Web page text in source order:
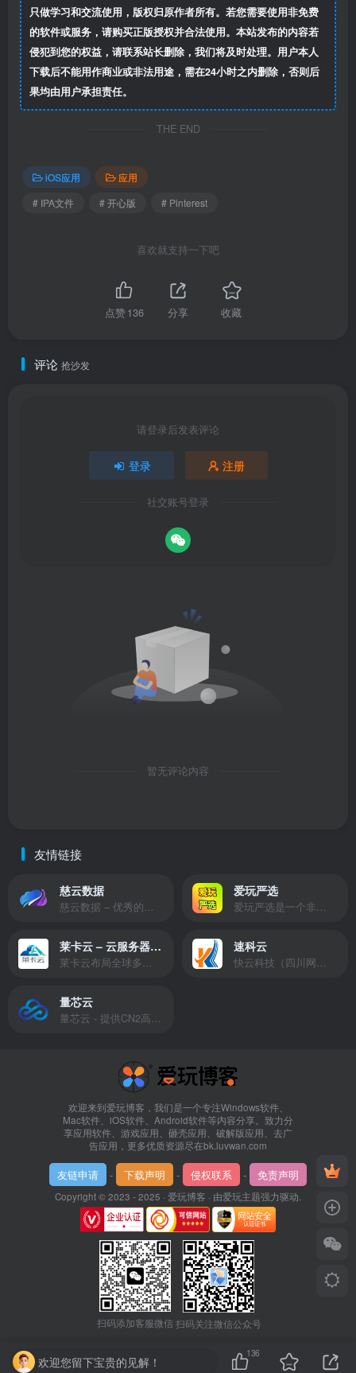
只做学习和交流使用，版权归原作者所有。若您需要使用非免费
的软件或服务，请购买正版授权并合法使用。本站发布的内容若
侵犯到您的权益，请联系站长删除，我们将及时处理。用户本人
下载后不能用作商业或非法用途，需在24小时之内删除，否则后
果均由用户承担责任。
THE END
iOS应用
应用
# IPA文件
# 开心版 # Pinterest
喜欢就支持一下吧
点赞136 分享 收藏
评论 抢沙发
请登录后发表评论
登录 注册
社交账号登录
暂无评论内容
友情链接
慈云数据
慈云数据 – 优秀的云服务器服务商，提供最具有性价比的产品。慈云数据是开发者必不可少的良心云
爱玩严选
爱玩严选是一个非常有保障且性价比极高的虚拟商城，包括但不限于苹果证书、技术指导、会员充值等多种虚拟服务！
莱卡云 – 云服务器提供商
莱卡云布局全球多个地理区域。提供服务有：境外云服务器、国内云服务器、独立服务器、服务器托管、CDN、SSL证书、游戏服务器等业务。
速科云
快云科技（四川网联快云科技有限公司）成立于2021年，主营互联网业务平台服务提供商。公司专注为用户提供低价高性能云计算产品，致力于云计算应用的易用性开发，并引导云计算在国内普及
量芯云
量芯云 - 提供CN2高速香港美国云服务器&专业高防服务器租用等云服务器供应商
欢迎来到爱玩博客，我们是一个专注Windows软件、
Mac软件、iOS软件、Android软件等内容分享。致力分
享应用软件、游戏应用、砸壳应用、破解版应用、去广
告应用，更多优质资源尽在bk.luvwan.com
友链申请 - 下载声明 - 侵权联系 - 免责声明
Copyright © 2023 - 2025 · 爱玩博客 · 由爱玩主题强力驱动.
扫码添加客服微信扫码关注微信公众号
欢迎您留下宝贵的见解！
136